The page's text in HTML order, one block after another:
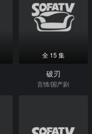
全 15 集
破刃
言情/国产剧